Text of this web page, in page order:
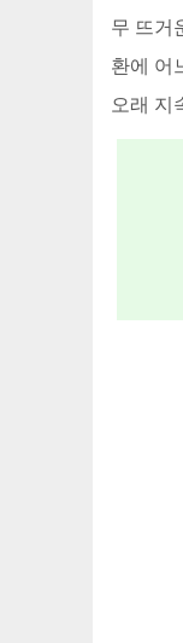
무 뜨거
환에 어
오래 지